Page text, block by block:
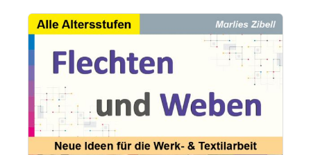
Bildergalerie überspringen